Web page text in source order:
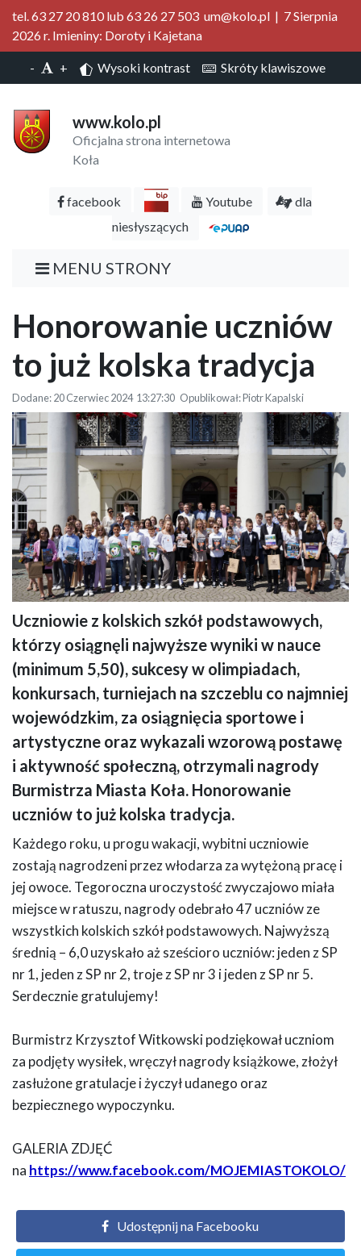
tel. 63 27 20 810 lub 63 26 27 503 um@kolo.pl | 7 Sierpnia
2026 r. Imieniny: Doroty i Kajetana
- + Wysoki kontrast Skróty klawiszowe
www.kolo.pl
Oficjalna strona internetowa
Koła
facebook Youtube
dla
niesłyszących
MENU STRONY
Honorowanie uczniów
to już kolska tradycja
Dodane: 20 Czerwiec 2024 13:27:30 Opublikował: Piotr Kapalski
Zdjęcie grupowe nagrodzonych uczniów z Burmistrzem Miasta Koła
Krzysztofem Witkowskim przed Ratuszem
Uczniowie z kolskich szkół podstawowych,
którzy osiągnęli najwyższe wyniki w nauce
(minimum 5,50), sukcesy w olimpiadach,
konkursach, turniejach na szczeblu co najmniej
wojewódzkim, za osiągnięcia sportowe i
artystyczne oraz wykazali wzorową postawę
i aktywność społeczną, otrzymali nagrody
Burmistrza Miasta Koła. Honorowanie
uczniów to już kolska tradycja.
Każdego roku, u progu wakacji, wybitni uczniowie
zostają nagrodzeni przez włodarza za wytężoną pracę i
jej owoce. Tegoroczna uroczystość zwyczajowo miała
miejsce w ratuszu, nagrody odebrało 47 uczniów ze
wszystkich kolskich szkół podstawowych. Najwyższą
średnią – 6,0 uzyskało aż sześcioro uczniów: jeden z SP
nr 1, jeden z SP nr 2, troje z SP nr 3 i jeden z SP nr 5.
Serdecznie gratulujemy!
Burmistrz Krzysztof Witkowski podziękował uczniom
za podjęty wysiłek, wręczył nagrody książkowe, złożył
zasłużone gratulacje i życzył udanego oraz
bezpiecznego wypoczynku.
GALERIA ZDJĘĆ
na https://www.facebook.com/MOJEMIASTOKOLO/
Udostępnij na Facebooku